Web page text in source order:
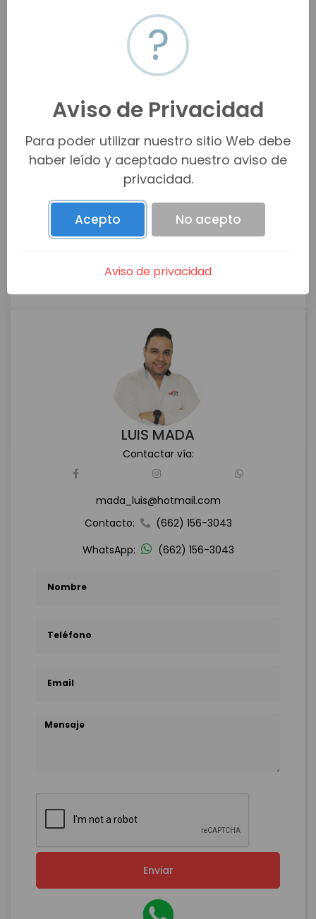
LUIS MADA
Contactar vía:
mada_luis@hotmail.com
Contacto:
(662) 156-3043
WhatsApp:
(662) 156-3043
Enviar
?
Aviso de Privacidad
Para poder utilizar nuestro sitio Web debe
haber leído y aceptado nuestro aviso de
privacidad.
Acepto No acepto
Aviso de privacidad